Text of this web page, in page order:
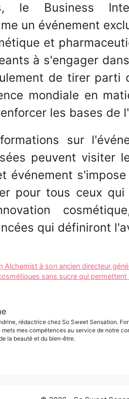
le Business
un événement
et
à s'engager
de tirer parti
mondiale en
les bases de
sur
peuvent visiter
événement
pour tous ceux
qui définiront
Alchemist à son ancien directeur
sans sucre qui
rédactrice chez So Sweet Sensation.
mets mes compétences au service de notre
la beauté et du bien-être.